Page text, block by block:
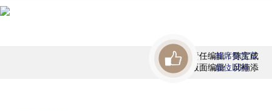
责任编辑：陈宝成
版面编辑：邱楠添
首席赞赏官
虚位以待